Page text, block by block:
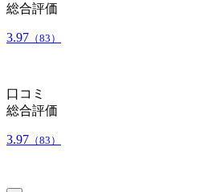
総合評価
3.97 （83）
口コミ
総合評価
3.97 （83）